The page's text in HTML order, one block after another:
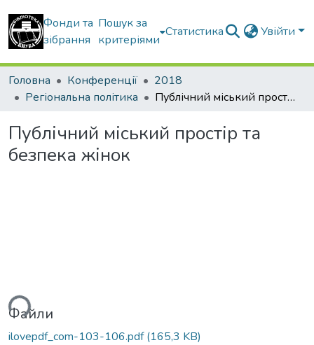
Фонди та
зібрання
Пошук за
критеріями
Статистика Увійти
Головна Конференції
2018
Регіональна політика
Публічний міський простір та безпека жінок
Публічний міський простір та
безпека жінок
Файли
ilovepdf_com-103-106.pdf(165,3 KB)